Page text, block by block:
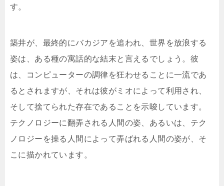
す。
築井が、最終的にバカジアを追われ、世界を放浪する
姿は、ある種の寓話的な結末と言えるでしょう。彼
は、コンピューターの調律を狂わせることに一流であ
るとされますが、それは彼がミオによって利用され、
そして捨てられた存在であることを示唆しています。
テクノロジーに翻弄される人間の姿、あるいは、テク
ノロジーを操る人間によって弄ばれる人間の姿が、そ
こに描かれています。